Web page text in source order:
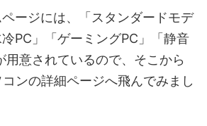
ージには、「スタンダードモデ
PC」「ゲーミングPC」「静音
用意されているので、そこから
ンの詳細ページへ飛んでみまし